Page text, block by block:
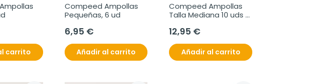
carrito
Compeed Ampollas
Pequeñas, 6 ud
6,95 €
Añadir al carrito
Compeed Ampollas
Talla Mediana 10 uds
12,95 €
Añadir al carrito